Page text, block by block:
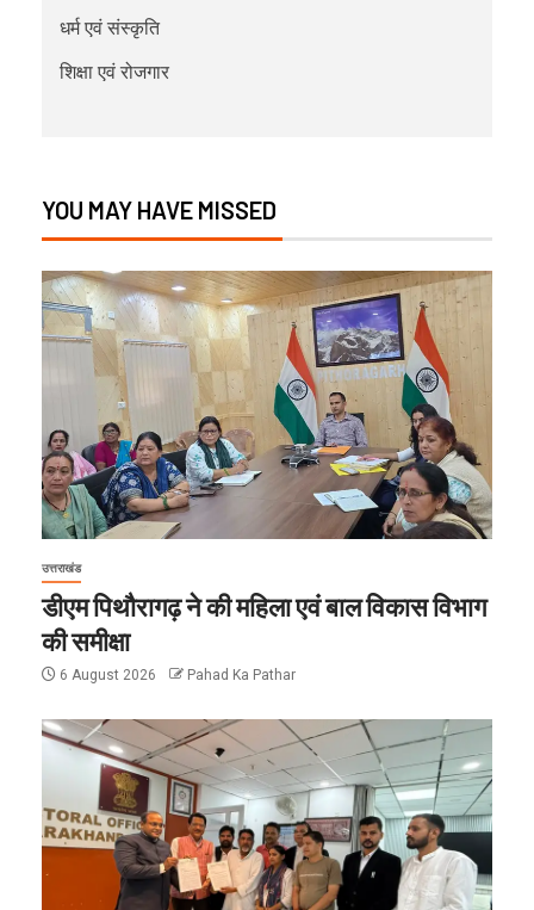
धर्म एवं संस्कृति
शिक्षा एवं रोजगार
YOU MAY HAVE MISSED
उत्तराखंड
डीएम पिथौरागढ़ ने की महिला एवं बाल विकास विभाग
की समीक्षा
6 August 2026 Pahad Ka Pathar